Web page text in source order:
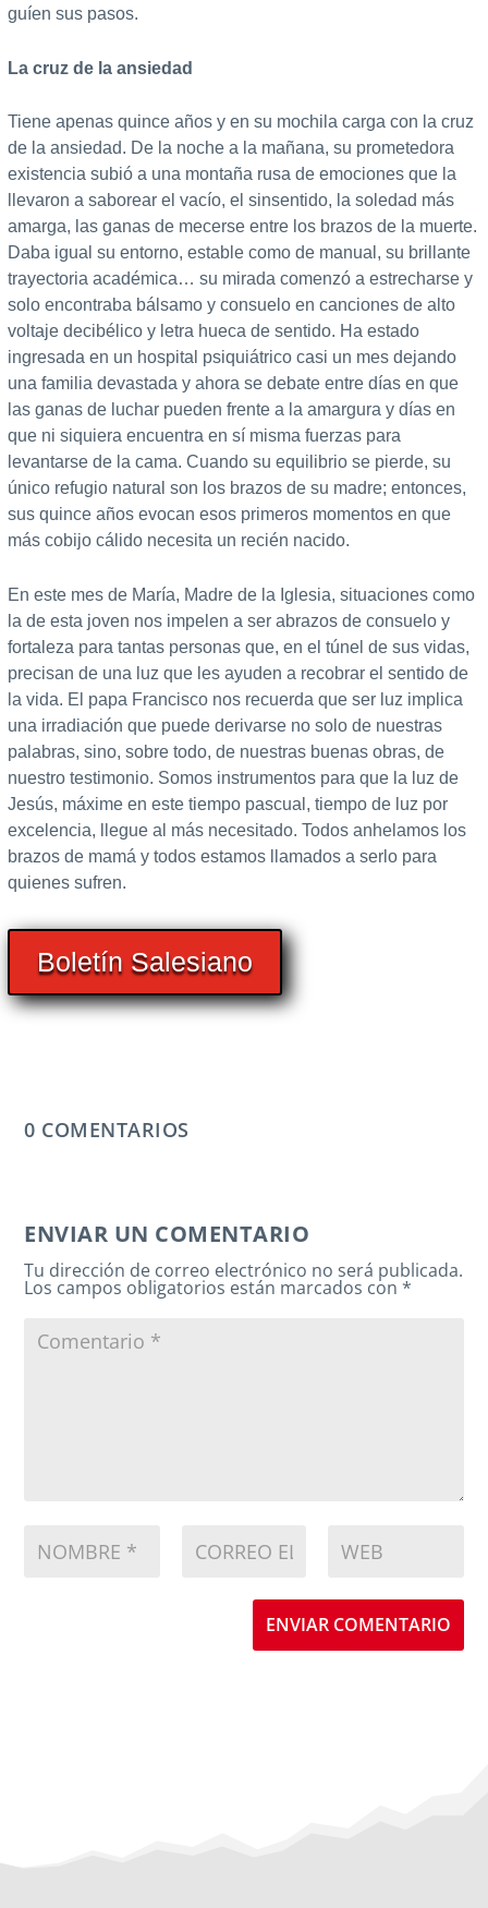
guíen sus pasos.
La cruz de la ansiedad
Tiene apenas quince años y en su mochila carga con la cruz
de la ansiedad. De la noche a la mañana, su prometedora
existencia subió a una montaña rusa de emociones que la
llevaron a saborear el vacío, el sinsentido, la soledad más
amarga, las ganas de mecerse entre los brazos de la muerte.
Daba igual su entorno, estable como de manual, su brillante
trayectoria académica… su mirada comenzó a estrecharse y
solo encontraba bálsamo y consuelo en canciones de alto
voltaje decibélico y letra hueca de sentido. Ha estado
ingresada en un hospital psiquiátrico casi un mes dejando
una familia devastada y ahora se debate entre días en que
las ganas de luchar pueden frente a la amargura y días en
que ni siquiera encuentra en sí misma fuerzas para
levantarse de la cama. Cuando su equilibrio se pierde, su
único refugio natural son los brazos de su madre; entonces,
sus quince años evocan esos primeros momentos en que
más cobijo cálido necesita un recién nacido.
En este mes de María, Madre de la Iglesia, situaciones como
la de esta joven nos impelen a ser abrazos de consuelo y
fortaleza para tantas personas que, en el túnel de sus vidas,
precisan de una luz que les ayuden a recobrar el sentido de
la vida. El papa Francisco nos recuerda que ser luz implica
una irradiación que puede derivarse no solo de nuestras
palabras, sino, sobre todo, de nuestras buenas obras, de
nuestro testimonio. Somos instrumentos para que la luz de
Jesús, máxime en este tiempo pascual, tiempo de luz por
excelencia, llegue al más necesitado. Todos anhelamos los
brazos de mamá y todos estamos llamados a serlo para
quienes sufren.
Boletín Salesiano
0 COMENTARIOS
ENVIAR UN COMENTARIO
Tu dirección de correo electrónico no será publicada.
Los campos obligatorios están marcados con*
ENVIAR COMENTARIO